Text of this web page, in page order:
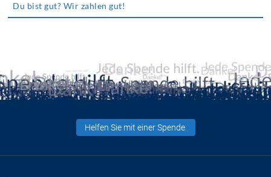
Du bist gut? Wir zahlen gut!
Helfen Sie mit einer Spende.